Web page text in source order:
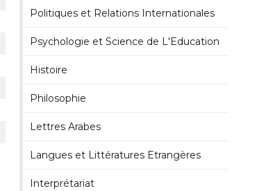
Politiques et Relations Internationales
Psychologie et Science de L'Education
Histoire
Philosophie
Lettres Arabes
Langues et Littératures Etrangères
Interprétariat